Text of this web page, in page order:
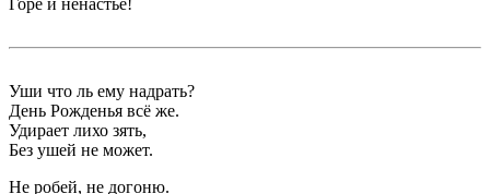
Горе и ненастье!
Уши что ль ему надрать?
День Рожденья всё же.
Удирает лихо зять,
Без ушей не может.
Не робей, не догоню.